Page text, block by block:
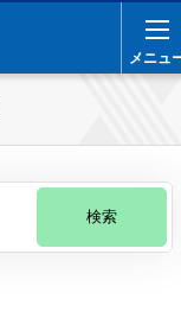
メニュ
メニュ
検索